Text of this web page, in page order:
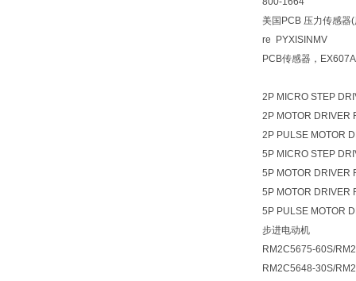
美国PCB 压力传感器
re PYXISINMV
PCB传感器，
2P MICRO STEP
2P MOTOR DRIVER
2P PULSE MOTOR
5P MICRO STEP
5P MOTOR DRIVER
5P MOTOR DRIVER
5P PULSE MOTOR
步进电动机
RM2C5675-60S/
RM2C5648-30S/